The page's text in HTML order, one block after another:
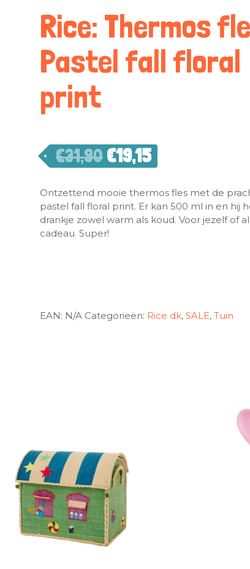
Rice: Thermos
Pastel fall floral
print
€31,90 €19,15
Ontzettend mooie thermos fles met de
pastel fall floral print. Er kan 500 ml in en hij
drankje zowel warm als koud. Voor jezelf of
cadeau. Super!
EAN: N/A Categorieën: Rice dk, SALE, Tuin